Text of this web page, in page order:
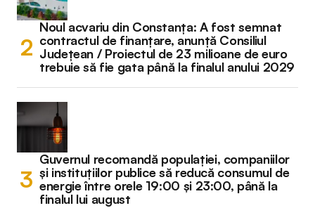
Noul acvariu din Constanța: A fost semnat
contractul de finanțare, anunță Consiliul
Județean / Proiectul de 23 milioane de euro
trebuie să fie gata până la finalul anului 2029
Guvernul recomandă populației, companiilor
și instituțiilor publice să reducă consumul de
energie între orele 19:00 și 23:00, până la
finalul lui august